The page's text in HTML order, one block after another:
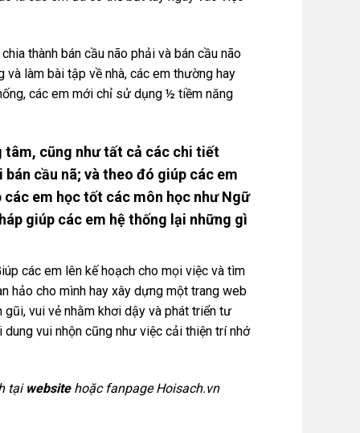
thành bán cầu não phải và bán cầu não
làm bài tập về nhà, các em thường hay
các em mới chỉ sử dụng ½ tiềm năng
tâm, cũng như tất cả các chi tiết
cầu nã; và theo đó giúp các em
em học tốt các môn học như Ngữ
giúp các em hệ thống lại những gì
các em lên kế hoạch cho mọi việc và tìm
hảo cho mình hay xây dựng một trang web
vui vẻ nhằm khơi dậy và phát triển tư
vui nhộn cũng như việc cải thiện trí nhớ
tại website hoặc fanpage Hoisach.vn